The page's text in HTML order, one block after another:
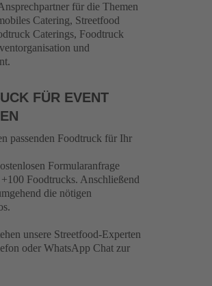
für die Themen
Catering, Streetfood
Caterings, Foodtruck
und
FÜR EVENT
passenden Foodtruck für Ihr
Formularanfrage
Foodtrucks. Anschließend
die nötigen
unsere Streetfood-Experten
oder WhatsApp Chat zur